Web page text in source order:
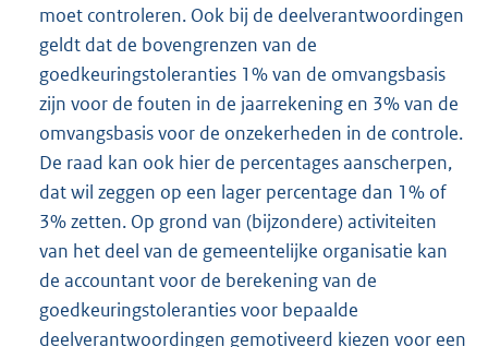
moet controleren. Ook bij de deelverantwoordingen
geldt dat de bovengrenzen van de
goedkeuringstoleranties 1% van de omvangsbasis
zijn voor de fouten in de jaarrekening en 3% van de
omvangsbasis voor de onzekerheden in de controle.
De raad kan ook hier de percentages aanscherpen,
dat wil zeggen op een lager percentage dan 1% of
3% zetten. Op grond van (bijzondere) activiteiten
van het deel van de gemeentelijke organisatie kan
de accountant voor de berekening van de
goedkeuringstoleranties voor bepaalde
deelverantwoordingen gemotiveerd kiezen voor een